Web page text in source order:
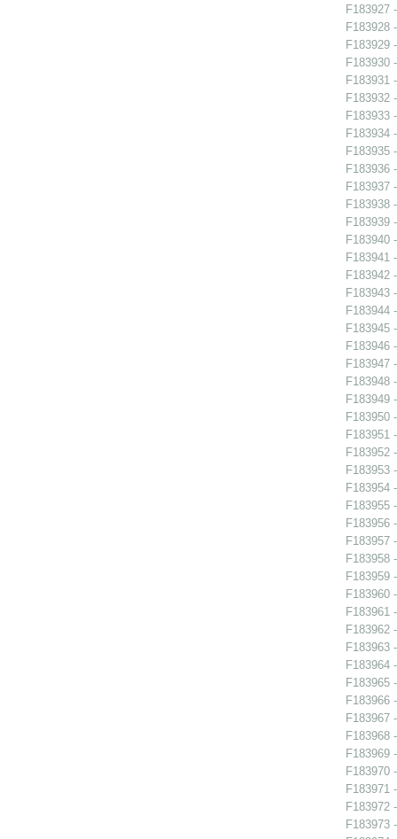
F183927
F183928
F183929
F183930
F183931
F183932
F183933
F183934
F183935
F183936
F183937
F183938
F183939
F183940
F183941
F183942
F183943
F183944
F183945
F183946
F183947
F183948
F183949
F183950
F183951
F183952
F183953
F183954
F183955
F183956
F183957
F183958
F183959
F183960
F183961
F183962
F183963
F183964
F183965
F183966
F183967
F183968
F183969
F183970
F183971
F183972
F183973